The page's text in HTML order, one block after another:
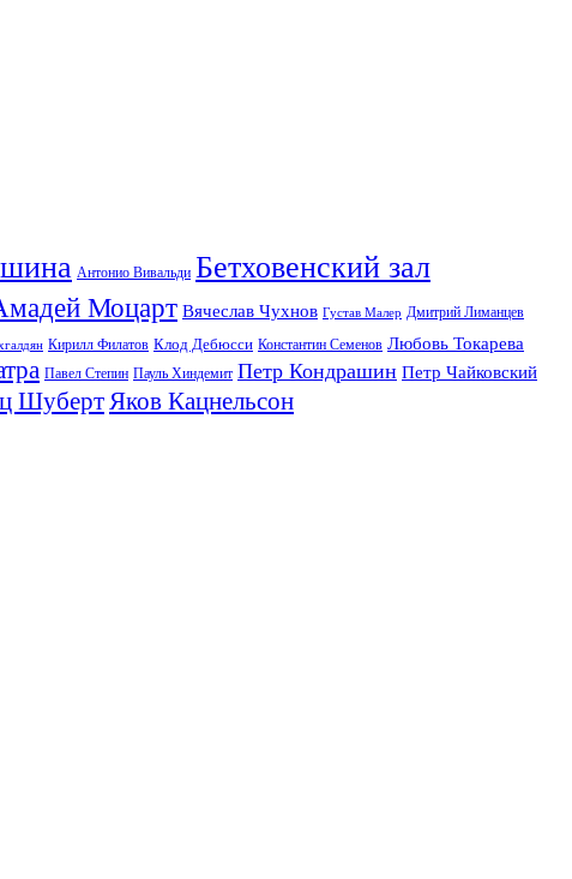
Антонио Вивальди Бетховенский зал
Моцарт Вячеслав Чухнов Густав Малер Дмитрий Лиманцев
Кирилл Филатов Клод Дебюсси Константин Семенов Любовь Токарева
Павел Степин Пауль Хиндемит Петр Кондрашин Петр Чайковский
ШубертЯков Кацнельсон